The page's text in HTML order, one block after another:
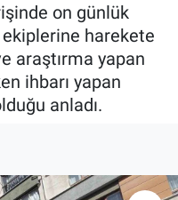
on günlük
harekete
araştırma yapan
ihbarı yapan
anladı.